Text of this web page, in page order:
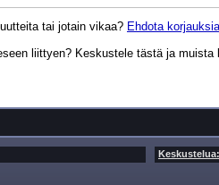
tai jotain vikaa? Ehdota
liittyen? Keskustele tästä ja muista
Keskustelua: